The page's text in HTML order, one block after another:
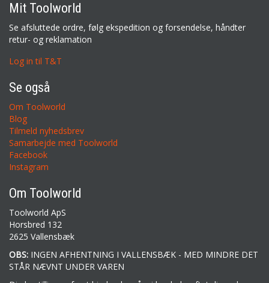
Mit Toolworld
Se afsluttede ordre, følg ekspedition og forsendelse, håndter
retur- og reklamation
Log in til T&T
Se også
Om Toolworld
Blog
Tilmeld nyhedsbrev
Samarbejde med Toolworld
Facebook
Instagram
Om Toolworld
Toolworld ApS
Horsbred 132
2625 Vallensbæk
OBS: INGEN AFHENTNING I VALLENSBÆK - MED MINDRE DET
STÅR NÆVNT UNDER VAREN